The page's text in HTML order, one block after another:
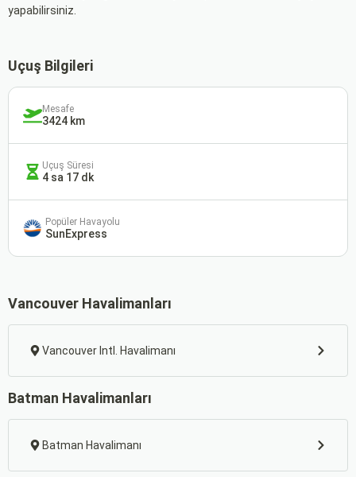
yapabilirsiniz.
Uçuş Bilgileri
Mesafe
3424 km
Uçuş Süresi
4 sa 17 dk
Popüler Havayolu
SunExpress
Vancouver Havalimanları
Vancouver Intl. Havalimanı
Batman Havalimanları
Batman Havalimanı